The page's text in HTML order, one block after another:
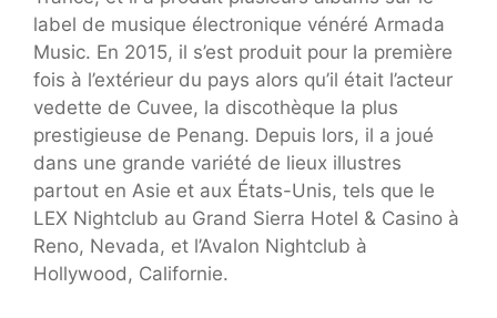
label de musique électronique vénéré Armada
Music. En 2015, il s’est produit pour la première
fois à l’extérieur du pays alors qu’il était l’acteur
vedette de Cuvee, la discothèque la plus
prestigieuse de Penang. Depuis lors, il a joué
dans une grande variété de lieux illustres
partout en Asie et aux États-Unis, tels que le
LEX Nightclub au Grand Sierra Hotel & Casino à
Reno, Nevada, et l’Avalon Nightclub à
Hollywood, Californie.